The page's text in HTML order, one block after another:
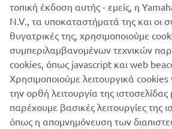
Διαβάστε περισσότερα
τοπική έκδοση αυτής - εμείς, η
N.V., τα υποκαταστήματά της και οι
θυγατρικές της, χρησιμοποιούμε
συμπεριλαμβανομένων τεχνικών
cookies, όπως javascript και web
Χρησιμοποιούμε λειτουργικά
την ορθή λειτουργία της
παρέχουμε βασικές λειτουργίες της
όπως η απομνημόνευση των